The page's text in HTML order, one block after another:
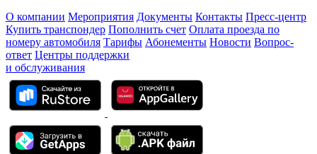
О компании Мероприятия Документы Контакты Пресс-центр
Купить транспондер Пополнить счет Оплата проезда по
номеру автомобиля Тарифы Абонементы Новости Вопрос-
ответ Центры поддержки
и обслуживания